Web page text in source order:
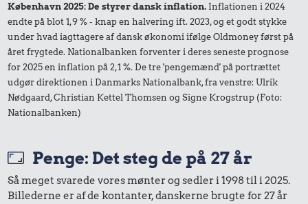
København 2025: De styrer dansk inflation. Inflationen i 2024
endte på blot 1,9 % - knap en halvering ift. 2023, og et godt stykke
under hvad iagttagere af dansk økonomi ifølge Oldmoney først på
året frygtede. Nationalbanken forventer i deres seneste prognose
for 2025 en inflation på 2,1 %. De tre 'pengemænd' på portrættet
udgør direktionen i Danmarks Nationalbank, fra venstre: Ulrik
Nødgaard, Christian Kettel Thomsen og Signe Krogstrup (Foto:
Nationalbanken)
Penge: Det steg de på 27 år
Så meget svarede vores mønter og sedler i 1998 til i 2025.
Billederne er af de kontanter, danskerne brugte for 27 år